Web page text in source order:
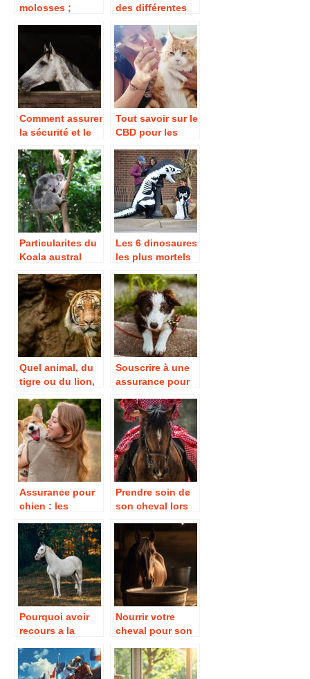
molosses ;
pattes
des différentes
chevaux?
Comment assurer
la sécurité et le
votre cheval ?
Tout savoir sur le
CBD pour les
Particularites du
Koala austral
Les 6 dinosaures
les plus mortels
Quel animal, du
tigre ou du lion,
dans un combat
?
Souscrire à une
assurance pour
conseils
Assurance pour
chien : les
Prendre soin de
son cheval lors
Pourquoi avoir
recours a la
alimentaire et a la
gemmotherapie
Nourrir votre
cheval pour son